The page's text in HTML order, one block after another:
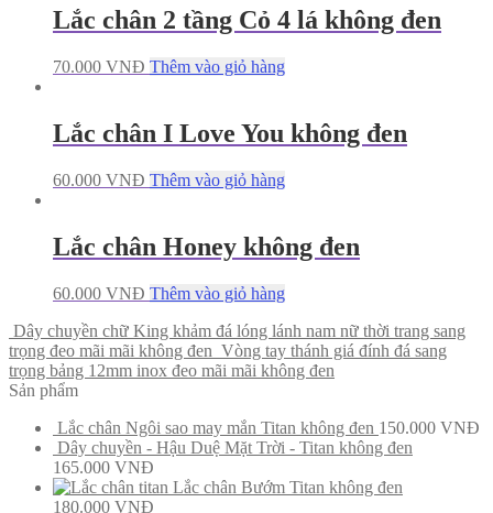
Lắc chân 2 tầng Cỏ 4 lá không đen
70.000 VNĐ Thêm vào giỏ hàng
Lắc chân I Love You không đen
60.000 VNĐ Thêm vào giỏ hàng
Lắc chân Honey không đen
60.000 VNĐ Thêm vào giỏ hàng
Dây chuyền chữ King khảm đá lóng lánh nam nữ thời trang sang
trọng đeo mãi mãi không đen Vòng tay thánh giá đính đá sang
trọng bảng 12mm inox đeo mãi mãi không đen
Sản phẩm
Lắc chân Ngôi sao may mắn Titan không đen 150.000 VNĐ
Dây chuyền - Hậu Duệ Mặt Trời - Titan không đen
165.000 VNĐ
Lắc chân Bướm Titan không đen
180.000 VNĐ